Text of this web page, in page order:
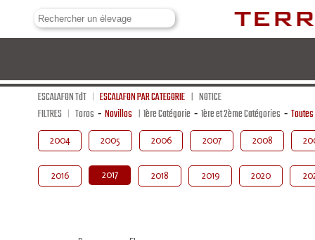
ESCALAFON TdT ESCALAFON PAR CATEGORIE
NOTICE
FILTRES
Toros - Novillos 1ère Catégorie - 1ère et 2ème Catégories -
2004 2005 2006 2007 2008
2016 2017 2018 2019 2020